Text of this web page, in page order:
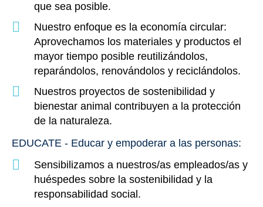
que sea posible.
Nuestro enfoque es la economía circular:
Aprovechamos los materiales y productos el
mayor tiempo posible reutilizándolos,
reparándolos, renovándolos y reciclándolos.
Nuestros proyectos de sostenibilidad y
bienestar animal contribuyen a la protección
de la naturaleza.
EDUCATE - Educar y empoderar a las personas:
Sensibilizamos a nuestros/as empleados/as y
huéspedes sobre la sostenibilidad y la
responsabilidad social.